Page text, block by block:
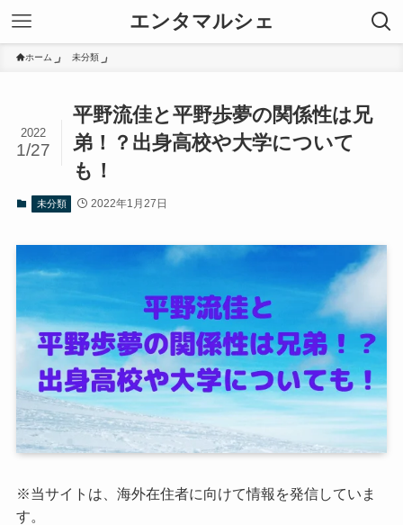
エンタマルシェ
ホーム 未分類
平野流佳と平野歩夢の関係性は兄
弟！？出身高校や大学について
も！
2022
1/27
未分類 2022年1月27日
※当サイトは、海外在住者に向けて情報を発信していま
す。